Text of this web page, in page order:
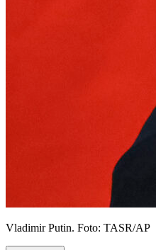
Vladimir Putin. Foto: TASR/AP